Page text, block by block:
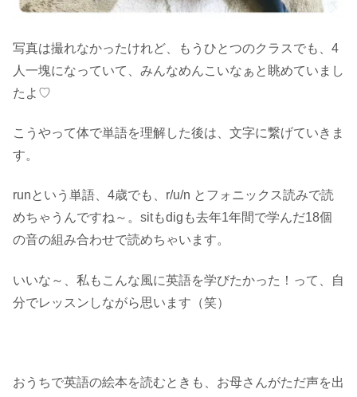
写真は撮れなかったけれど、もうひとつのクラスでも、4
人一塊になっていて、みんなめんこいなぁと眺めていまし
たよ♡
こうやって体で単語を理解した後は、文字に繋げていきま
す。
runという単語、4歳でも、r/u/n とフォニックス読みで読
めちゃうんですね～。sitもdigも去年1年間で学んだ18個
の音の組み合わせで読めちゃいます。
いいな～、私もこんな風に英語を学びたかった！って、自
分でレッスンしながら思います（笑）
おうちで英語の絵本を読むときも、お母さんがただ声を出